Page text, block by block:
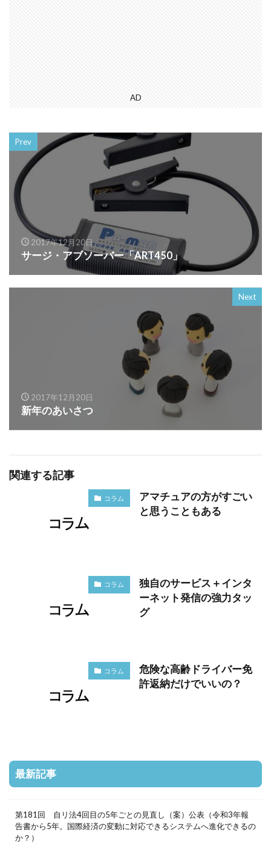
AD
Prev
2017年12月20日
サージ・アブソーバー「ART450」
Next
2017年12月20日
新年のあいさつ
関連する記事
コラム
アマチュアの方がすごい
と思うこともある
コラム
独自のサービス＋インタ
ーネット発信の強力タッ
グ
コラム
危険な高齢ドライバー免
許返納だけでいいの？
最新記事
第181回 自リ法4回目の5年ごとの見直し（案）公表（令和3年報
告書から5年。国際経済の変動に対応できるシステムへ進化できるの
か？）